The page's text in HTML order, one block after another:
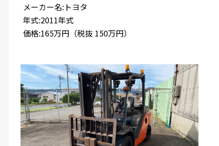
メーカー名:トヨタ
年式:2011年式
価格:165万円（税抜 150万円）